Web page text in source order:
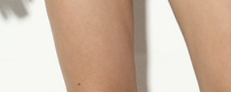
1 Boxer-Góc Bảo
Thủ Thon Gọn Bụng
Che Bụng Hàn Quốc
Gợi Cảm Đẹp Lưng
Ins nước Nóng Đồ
Bơi đồ bơi cao cấp